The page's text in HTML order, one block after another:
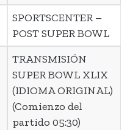
SPORTSCENTER –
POST SUPER BOWL
TRANSMISIÓN
SUPER BOWL XLIX
(IDIOMA ORIGINAL)
(Comienzo del
partido 05:30)